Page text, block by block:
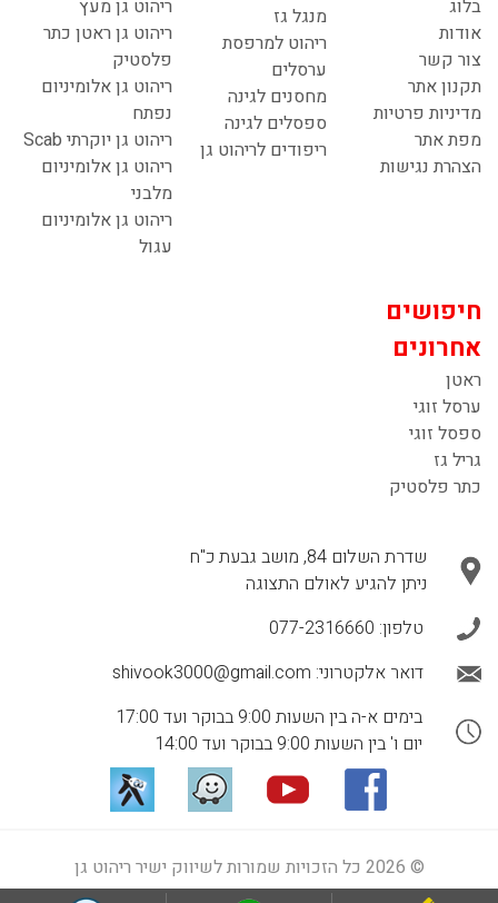
בלוג
אודות
צור קשר
תקנון אתר
מדיניות פרטיות
מפת אתר
הצהרת נגישות
מנגל גז
ריהוט למרפסת
ערסלים
מחסנים לגינה
ספסלים לגינה
ריפודים לריהוט גן
ריהוט גן מעץ
ריהוט גן ראטן כתר
פלסטיק
ריהוט גן אלומיניום
נפתח
ריהוט גן יוקרתי Scab
ריהוט גן אלומיניום
מלבני
ריהוט גן אלומיניום
עגול
חיפושים
אחרונים
ראטן
ערסל זוגי
ספסל זוגי
גריל גז
כתר פלסטיק
שדרת השלום 84, מושב גבעת כ"ח
ניתן להגיע לאולם התצוגה
טלפון: 077-2316660
דואר אלקטרוני: shivook3000@gmail.com
בימים א-ה בין השעות 9:00 בבוקר ועד 17:00
יום ו' בין השעות 9:00 בבוקר ועד 14:00
© 2026 כל הזכויות שמורות לשיווק ישיר ריהוט גן